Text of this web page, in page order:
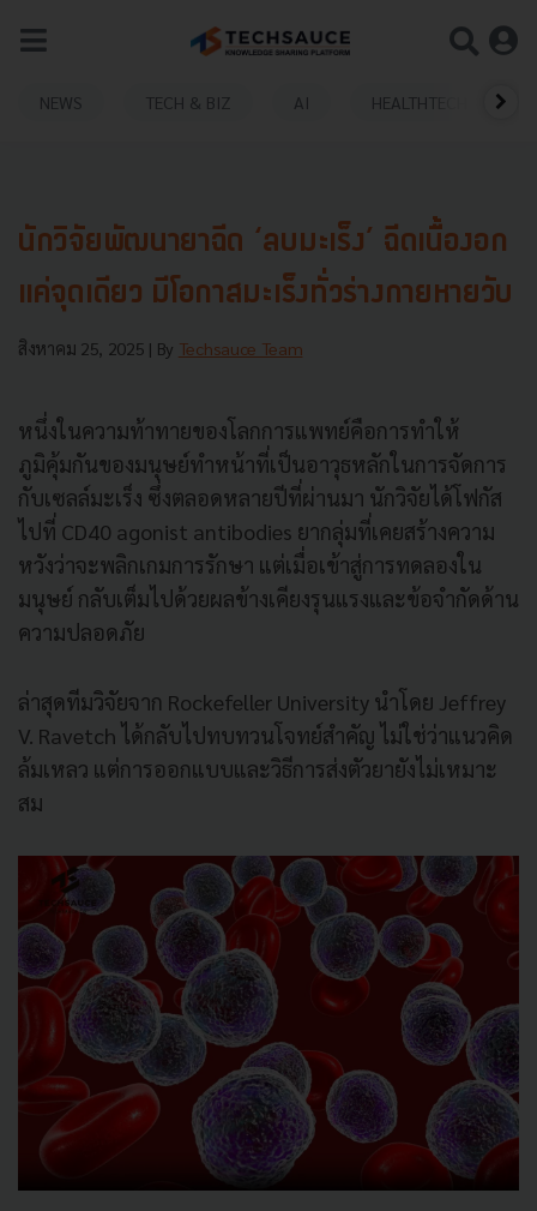
NEWS TECH & BIZ AI HEALTHTECH
นักวิจัยพัฒนายาฉีด ‘ลบมะเร็ง’ ฉีดเนื้องอก
แค่จุดเดียว มีโอกาสมะเร็งทั่วร่างกายหายวับ
สิงหาคม 25, 2025 | By Techsauce Team
หนึ่งในความท้าทายของโลกการแพทย์คือการทำให้
ภูมิคุ้มกันของมนุษย์ทำหน้าที่เป็นอาวุธหลักในการจัดการ
กับเซลล์มะเร็ง ซึ่งตลอดหลายปีที่ผ่านมา นักวิจัยได้โฟกัส
ไปที่ CD40 agonist antibodies ยากลุ่มที่เคยสร้างความ
หวังว่าจะพลิกเกมการรักษา แต่เมื่อเข้าสู่การทดลองใน
มนุษย์ กลับเต็มไปด้วยผลข้างเคียงรุนแรงและข้อจำกัดด้าน
ความปลอดภัย
ล่าสุดทีมวิจัยจาก Rockefeller University นำโดย Jeffrey
V. Ravetch ได้กลับไปทบทวนโจทย์สำคัญ ไม่ใช่ว่าแนวคิด
ล้มเหลว แต่การออกแบบและวิธีการส่งตัวยายังไม่เหมาะ
สม